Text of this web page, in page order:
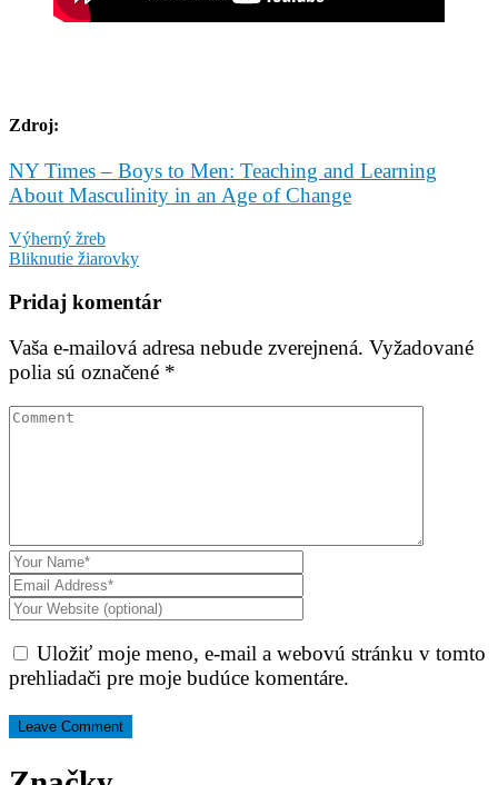
Zdroj:
NY Times – Boys to Men: Teaching and Learning
About Masculinity in an Age of Change
Výherný žreb
Bliknutie žiarovky
Pridaj komentár
Vaša e-mailová adresa nebude zverejnená. Vyžadované
polia sú označené *
Uložiť moje meno, e-mail a webovú stránku v tomto
prehliadači pre moje budúce komentáre.